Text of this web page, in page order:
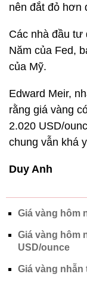
nên đắt đỏ hơn
Các nhà đầu tư
Năm của Fed,
của Mỹ.
Edward Meir,
rằng giá vàng
2.020 USD/
chung vẫn khá
Duy Anh
Giá vàng hôm
Giá vàng hôm
USD/ounce
Giá vàng nhẫn